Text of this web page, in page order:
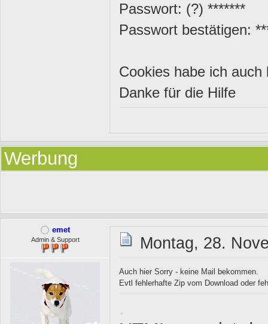
Passwort: (?) *******
Passwort bestätigen:
Cookies habe ich
Danke für die Hilfe
Werbung
emet
Admin & Support Montag, 28.
Auch hier Sorry - keine Mail bekommen.
Evtl fehlerhafte Zip vom Download oder
.